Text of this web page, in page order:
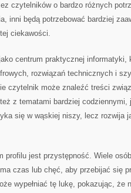
czytelników o bardzo różnych
inni będą potrzebować bardziej
ciekawości.
centrum praktycznej informatyki,
rozwiązań technicznych i
czytelnik może znaleźć treści
z tematami bardziej
się w wąskiej niszy, lecz rozwija
profilu jest przystępność. Wiele
czas lub chęć, aby przebijać się
wypełniać tę lukę, pokazując, że